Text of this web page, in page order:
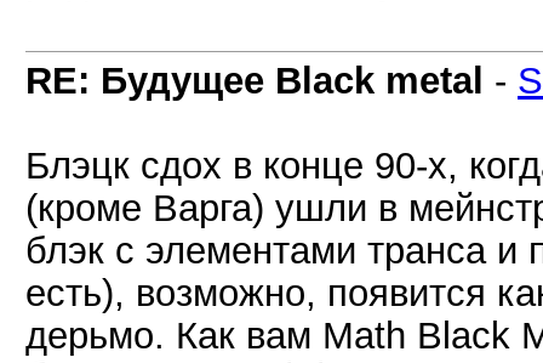
RE: Будущее Black metal -
Блэцк сдох в конце 90-х,
(кроме Варга) ушли в
блэк с элементами транса и
есть), возможно, появится
дерьмо. Как вам Math Black